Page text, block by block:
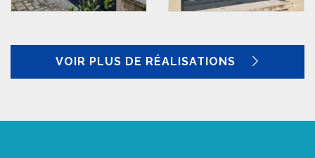
VOIR PLUS DE RÉALISATIONS